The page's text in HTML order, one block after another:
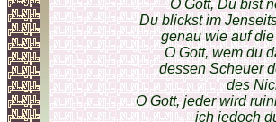
O Gott, Du bist
Du blickst im
genau wie auf
O Gott, wem du
dessen Scheuer
des
O Gott, jeder wird
ich jedoch